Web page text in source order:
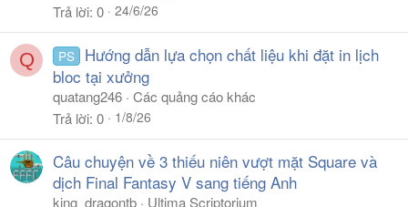
Trả lời 0 24/6/26
Q PS
Hướng dẫn lựa chọn chất liệu khi đặt in lịch
bloc tại xưởng
quatang246 Các quảng cáo khác
Trả lời 0 1/8/26
Câu chuyện về 3 thiếu niên vượt mặt Square và
dịch Final Fantasy V sang tiếng Anh
king_dragontb
Ultima Scriptorium